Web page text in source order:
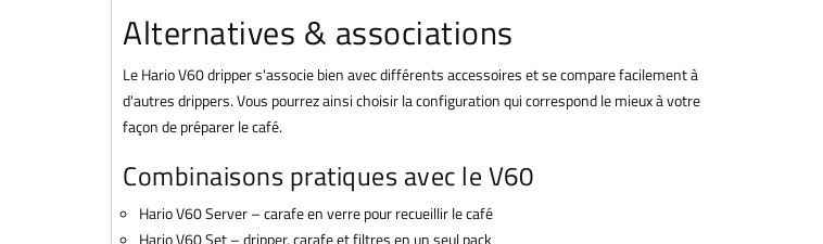
Alternatives & associations
Le Hario V60 dripper s'associe bien avec différents accessoires et se compare facilement à
d'autres drippers. Vous pourrez ainsi choisir la configuration qui correspond le mieux à votre
façon de préparer le café.
Combinaisons pratiques avec le V60
Hario V60 Server – carafe en verre pour recueillir le café
Hario V60 Set – dripper, carafe et filtres en un seul pack